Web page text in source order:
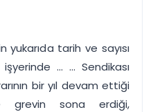
yukarıda tarih ve sayısı
... ... Sendikası
bir yıl devam ettiği
grevin sona erdiği,